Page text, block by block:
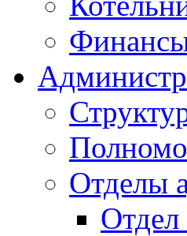
Отделы
Отдел